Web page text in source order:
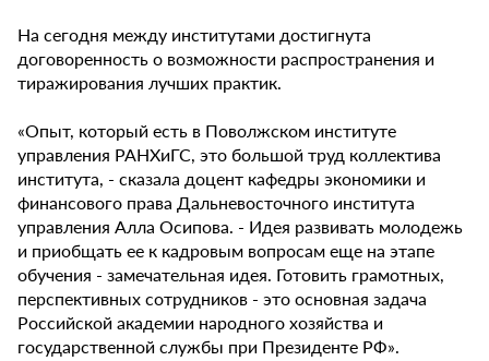
На сегодня между институтами достигнута
договоренность о возможности распространения и
тиражирования лучших практик.
«Опыт, который есть в Поволжском институте
управления РАНХиГС, это большой труд коллектива
института, - сказала доцент кафедры экономики и
финансового права Дальневосточного института
управления Алла Осипова. - Идея развивать молодежь
и приобщать ее к кадровым вопросам еще на этапе
обучения - замечательная идея. Готовить грамотных,
перспективных сотрудников - это основная задача
Российской академии народного хозяйства и
государственной службы при Президенте РФ».